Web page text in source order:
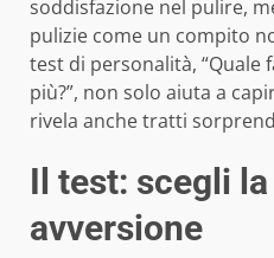
soddisfazione nel pulire,
pulizie come un compito
test di personalità, “Quale
più?”, non solo aiuta a
rivela anche tratti
Il test: scegli
avversione